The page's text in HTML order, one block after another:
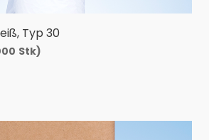
Typ 30
Stk)